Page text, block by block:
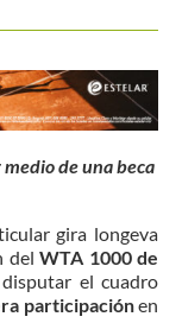
de una beca
gira longeva
delWTA 1000 de
el cuadro
participaciónen